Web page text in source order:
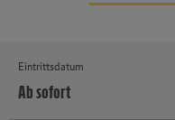
Eintrittsdatum
Ab sofort